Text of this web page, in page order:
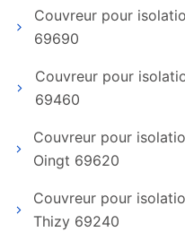
Couvreur pour
69690
Couvreur pour
69460
Couvreur pour
Oingt 69620
Couvreur pour
Thizy 69240